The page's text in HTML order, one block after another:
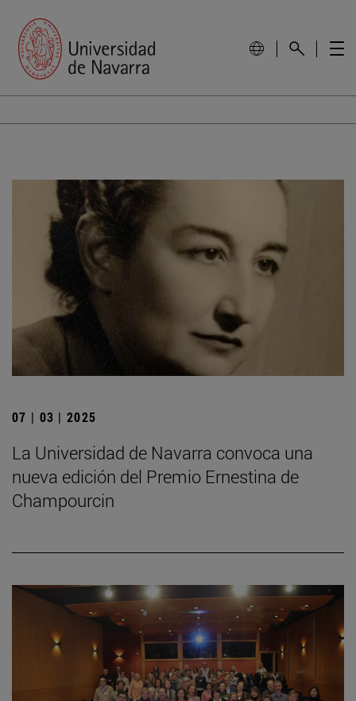
07 | 03 | 2025
La Universidad de Navarra convoca una
nueva edición del Premio Ernestina de
Champourcin